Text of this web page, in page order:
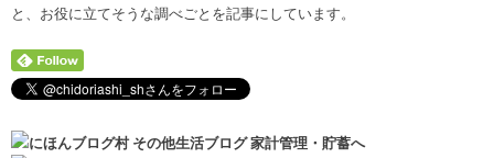
と、お役に立てそうな調べごとを記事にしています。